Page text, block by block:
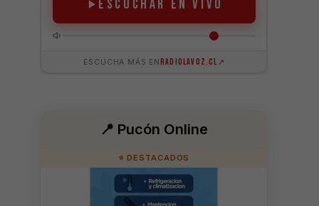
📍 Pucón Online
⭐ DESTACADOS